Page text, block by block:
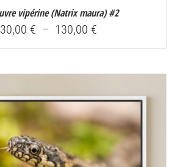
vipérine (Natrix maura) #2
30,00 € – 130,00 €Plage
à
130,00 €